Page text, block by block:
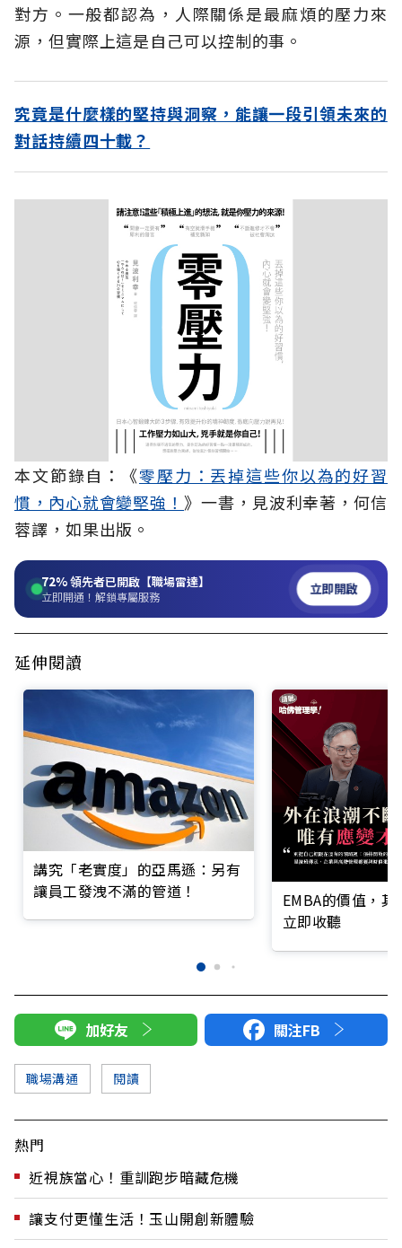
對方。一般都認為，人際關係是最麻煩的壓力來
源，但實際上這是自己可以控制的事。
究竟是什麼樣的堅持與洞察，能讓一段引領未來的
對話持續四十載？
本文節錄自：《零壓力：丟掉這些你以為的好習
慣，內心就會變堅強！》一書，見波利幸著，何信
蓉譯，如果出版。
72%領先者已開啟【職場雷達】
立即開通！解鎖專屬服務 立即開啟
延伸閱讀
講究「老實度」的亞馬遜：另有
讓員工發洩不滿的管道！
EMBA的價值，
立即收聽
加好友 關注FB
職場溝通 閱讀
熱門
近視族當心！重訓跑步暗藏危機
讓支付更懂生活！玉山開創新體驗